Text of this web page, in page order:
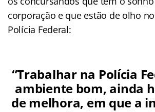
corporação e que estão de olho
Polícia Federal:
“Trabalhar na Polícia
ambiente bom, ainda
de melhora, em que a